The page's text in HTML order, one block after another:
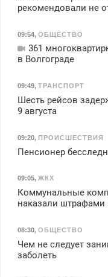
рекомендовали не
09:54, ОБЩЕСТВО
361
в Волгограде
09:49, ТРАНСПОРТ
Шесть рейсов
9 августа
09:20, ПРОИСШЕСТВИЯ
Пенсионер
09:05, ЖКХ
Коммунальные
наказали штрафами
08:30, ОБЩЕСТВО
Чем не следует
заболеть